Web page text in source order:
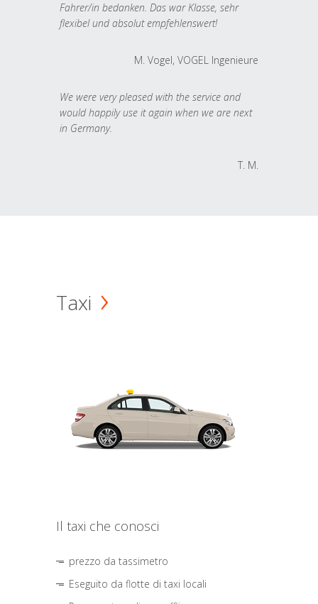
Fahrer/in bedanken. Das war Klasse, sehr
flexibel und absolut empfehlenswert!
M. Vogel, VOGEL Ingenieure
We were very pleased with the service and
would happily use it again when we are next
in Germany.
T. M.
Taxi
Il taxi che conosci
prezzo da tassimetro
Eseguito da flotte di taxi locali